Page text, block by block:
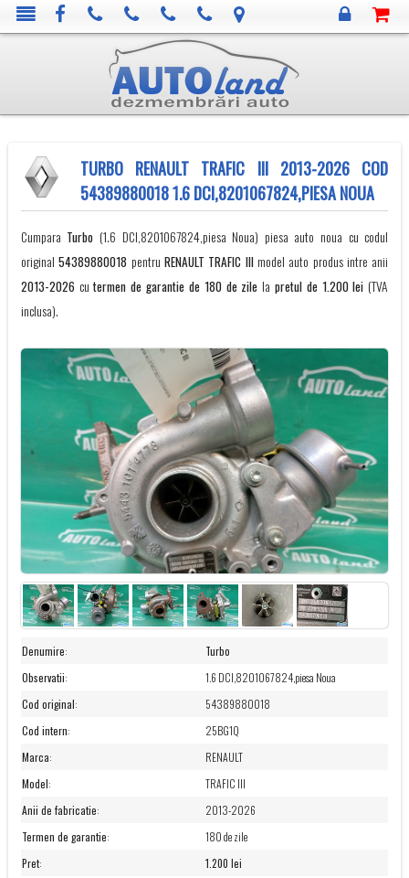
TURBO RENAULT TRAFIC III 2013-2026 COD
54389880018 1.6 DCI,8201067824,PIESA NOUA
Cumpara Turbo (1.6 DCI,8201067824,piesa Noua) piesa auto noua cu codul
original54389880018 pentru RENAULT TRAFIC IIImodel auto produs intre anii
2013-2026 cutermen de garantie de 180 de zile la pretul de 1.200 lei (TVA
inclusa).
Denumire:
Turbo
Observatii:
1.6 DCI,8201067824,piesa Noua
Cod original:
54389880018
Cod intern:
25BG1Q
Marca:
RENAULT
Model:
TRAFIC III
Anii de fabricatie:
2013-2026
Termen de garantie:
180 de zile
Pret: 1.200 lei